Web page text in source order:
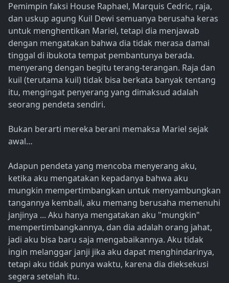
Pemimpin faksi House Raphael, Marquis Cedric, raja,
dan uskup agung Kuil Dewi semuanya berusaha keras
untuk menghentikan Mariel, tetapi dia menjawab
dengan mengatakan bahwa dia tidak merasa damai
tinggal di ibukota tempat pembantunya berada.
menyerang dengan begitu terang-terangan. Raja dan
kuil (terutama kuil) tidak bisa berkata banyak tentang
itu, mengingat penyerang yang dimaksud adalah
seorang pendeta sendiri.
Bukan berarti mereka berani memaksa Mariel sejak
awal…
Adapun pendeta yang mencoba menyerang aku,
ketika aku mengatakan kepadanya bahwa aku
mungkin mempertimbangkan untuk menyambungkan
tangannya kembali, aku memang berusaha memenuhi
janjinya ... Aku hanya mengatakan aku "mungkin"
mempertimbangkannya, dan dia adalah orang jahat,
jadi aku bisa baru saja mengabaikannya. Aku tidak
ingin melanggar janji jika aku dapat menghindarinya,
tetapi aku tidak punya waktu, karena dia dieksekusi
segera setelah itu.